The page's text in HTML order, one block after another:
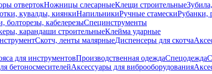
отвертокНожницы слесарныеКлещи строительные
кувалды, киянкиНапильникиРучные стамескиРубанки,
болторезы, кабелерезыСпецинструменты
карандаши строительныеКлейма ударные
Скотч, ленты малярныеДиспенсеры для скотча
для инструментовПроизводственная одеждаСпецодежда
бетоносмесителейАксессуары для виброоборудования